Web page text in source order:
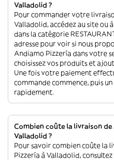
Valladolid ?
Pour commander votre
Valladolid, accédez au site ou
dans la catégorie
adresse pour voir si nous
Andiamo Pizzería dans votre
choisissez vos produits et
Une fois votre paiement
commande commence, puis
rapidement.
Combien coûte la livraison de
Valladolid ?
Pour savoir combien coûte la
Pizzería à Valladolid,